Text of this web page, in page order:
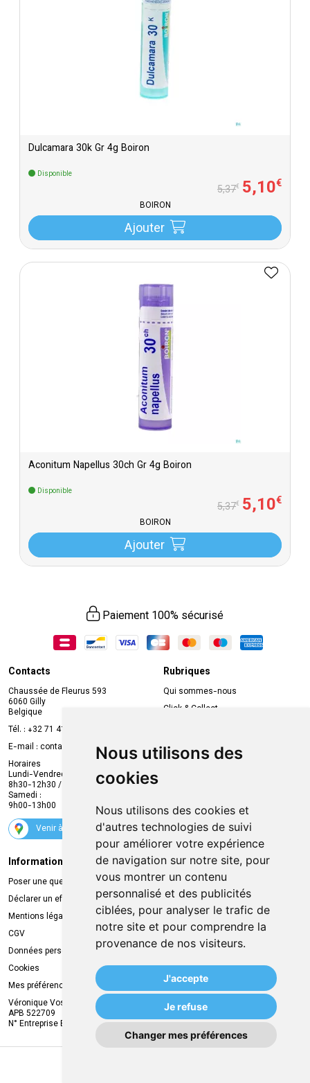
Nous utilisons des
cookies
Nous utilisons des cookies et
d'autres technologies de suivi
pour améliorer votre expérience
de navigation sur notre site, pour
vous montrer un contenu
personnalisé et des publicités
ciblées, pour analyser le trafic de
notre site et pour comprendre la
provenance de nos visiteurs.
J'accepte
Je refuse
Changer mes préférences
Dulcamara 30k Gr 4g Boiron
Disponible
5,37€ 5,10€
BOIRON
Ajouter
Aconitum Napellus 30ch Gr 4g Boiron
Disponible
5,37€ 5,10€
BOIRON
Ajouter
Paiement 100% sécurisé
Contacts
Chaussée de Fleurus 593
6060 Gilly
Belgique
Tél. : +32 71 41 32 10
E-mail : contact
mvapharma.be
Horaires
Lundi-Vendredi :
8h30-12h30 / 13h30-18h30
Samedi :
9h00-13h00
Venir à la pharmacie
Rubriques
Qui sommes-nous
Click & Collect
Compte professionnel
Envoi d’ordonnance
Suivez-nous
Informations légales
Poser une question
Déclarer un effet indésirable
Mentions légales
CGV
Données personnelles
Cookies
Mes préférences Cookies
Véronique Vos
APB 522709
N° Entreprise BE0749.944.612
Livraison
Retrait à la pharmacie
Livraison chez vous
Livraison dans un Point Relais